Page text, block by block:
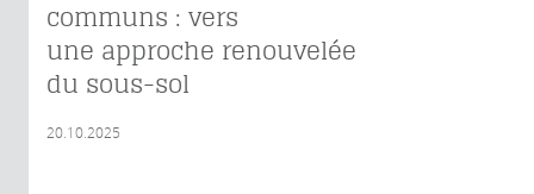
communs : vers
une approche renouvelée
du sous-sol
20.10.2025